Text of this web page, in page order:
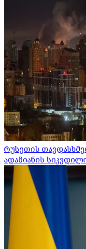
რუსეთის
ადამიანის